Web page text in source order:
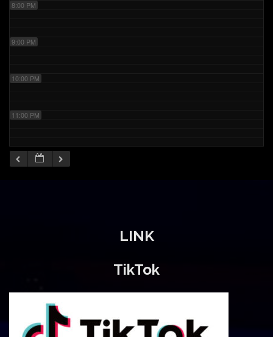
8:00 PM
9:00 PM
10:00 PM
11:00 PM
LINK
TikTok